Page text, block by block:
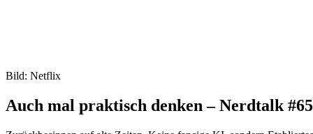
Bild: Netflix
Auch mal praktisch denken – Nerdtalk